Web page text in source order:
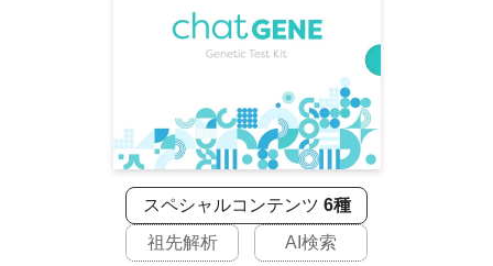
スペシャルコンテンツ 6種
祖先解析
AI検索